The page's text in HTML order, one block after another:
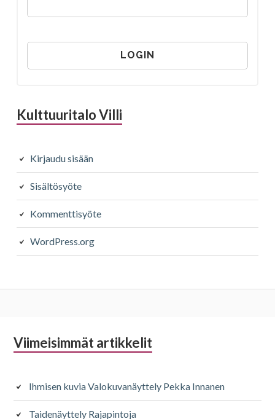
Kulttuuritalo Villi
Kirjaudu sisään
Sisältösyöte
Kommenttisyöte
WordPress.org
Alapalkin
Viimeisimmät artikkelit
Ihmisen kuvia Valokuvanäyttely Pekka Innanen
Taidenäyttely Rajapintoja